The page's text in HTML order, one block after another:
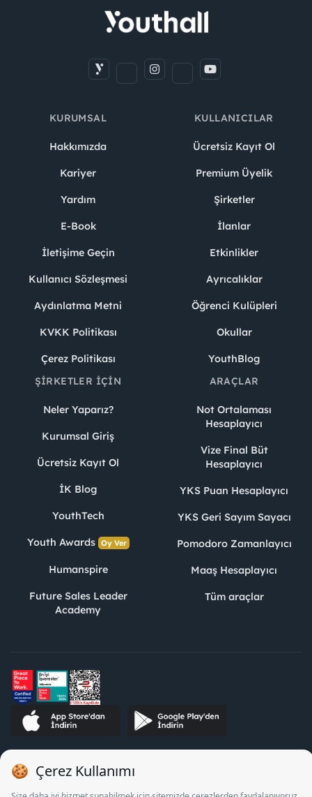
KURUMSAL
Hakkımızda
Kariyer
Yardım
E-Book
İletişime Geçin
Kullanıcı Sözleşmesi
Aydınlatma Metni
KVKK Politikası
Çerez Politikası
KULLANICILAR
Ücretsiz Kayıt Ol
Premium Üyelik
Şirketler
İlanlar
Etkinlikler
Ayrıcalıklar
Öğrenci Kulüpleri
Okullar
YouthBlog
ŞIRKETLER İÇIN
Neler Yaparız?
Kurumsal Giriş
Ücretsiz Kayıt Ol
İK Blog
YouthTech
Youth Awards Oy Ver
Humanspire
Future Sales Leader
Academy
ARAÇLAR
Not Ortalaması
Hesaplayıcı
Vize Final Büt
Hesaplayıcı
YKS Puan Hesaplayıcı
YKS Geri Sayım Sayacı
Pomodoro Zamanlayıcı
Maaş Hesaplayıcı
Tüm araçlar
STJ İnsan Kaynakları Bilişim ve Danışmanlık A.Ş. Özel İstihdam